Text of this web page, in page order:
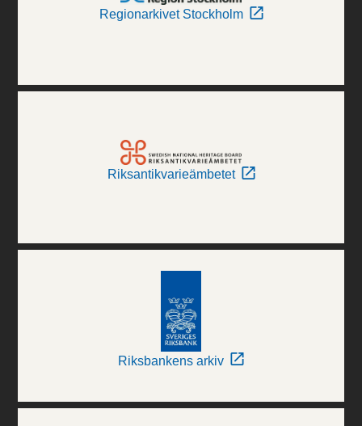
Regionarkivet Stockholm
Riksantikvarieämbetet
Riksbankens arkiv